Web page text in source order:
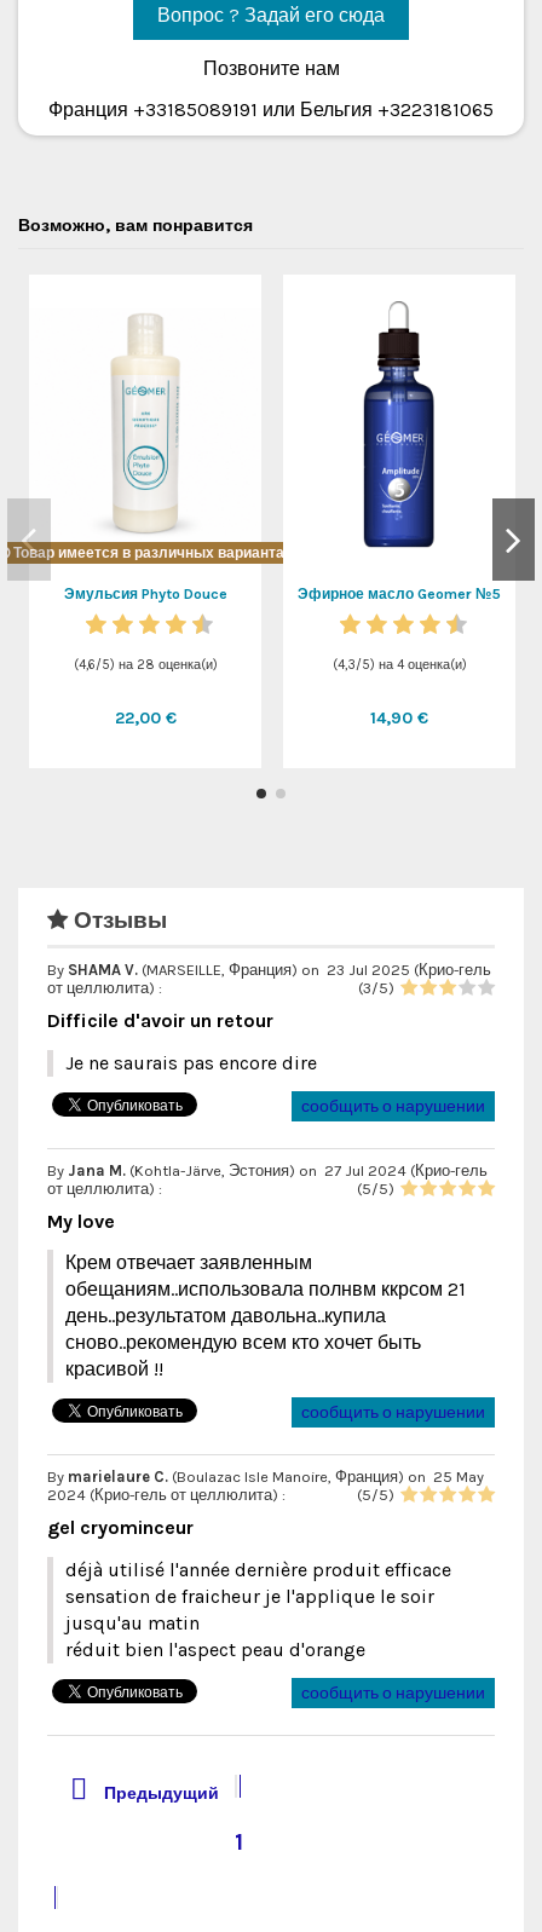
Вопрос ? Задай его сюда
Позвоните нам
Франция +33185089191 или Бельгия +3223181065
Возможно, вам понравится
Товар имеется в различных вариантах
Эмульсия Phyto Douce
(4,6/5) на 28 оценка(и)
22,00 €
Эфирное масло Geomer №5
(4,3/5) на 4оценка(и)
14,90 €
Отзывы
By SHAMA V. (MARSEILLE, Франция) on 23 Jul 2025 (Крио-гель
от целлюлита) : (3/5)
Difficile d'avoir un retour
Je ne saurais pas encore dire
сообщить о нарушении
By Jana M. (Kohtla-Järve, Эстония) on 27 Jul 2024 (Крио-гель
от целлюлита) : (5/5)
My love
Крем отвечает заявленным
обещаниям..использовала полнвм ккрсом 21
день..результатом давольна..купила
сново..рекомендую всем кто хочет быть
красивой !!
сообщить о нарушении
By marielaure C. (Boulazac Isle Manoire, Франция) on 25 May
2024 (Крио-гель от целлюлита) : (5/5)
gel cryominceur
déjà utilisé l'année dernière produit efficace
sensation de fraicheur je l'applique le soir
jusqu'au matin
réduit bien l'aspect peau d'orange
сообщить о нарушении
 Предыдущий
1